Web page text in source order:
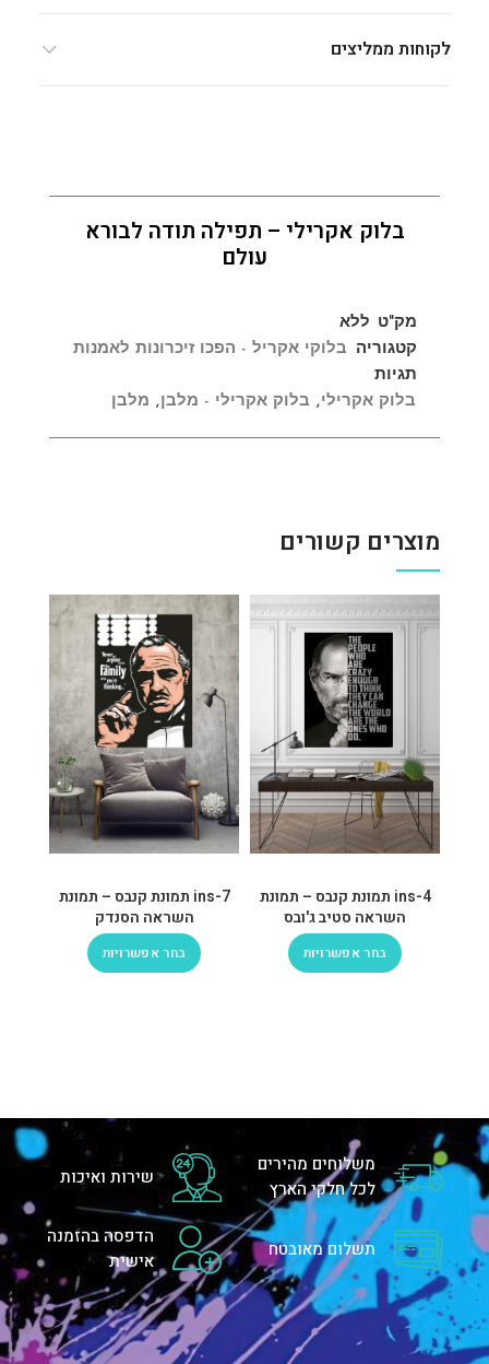
לקוחות ממליצים
בלוק אקרילי – תפילה תודה לבורא
עולם
מק"ט ללא
קטגוריה
בלוקי אקריל - הפכו זיכרונות לאמנות
תגיות
בלוק אקרילי, בלוק אקרילי - מלבן , מלבן
מוצרים קשורים
ins-4 תמונת קנבס – תמונת
השראה סטיב ג'ובס
בחר אפשרויות
ins-7 תמונת קנבס – תמונת
השראה הסנדק
בחר אפשרויות
משלוחים מהירים
לכל חלקי הארץ
שירות ואיכות
תשלום מאובטח
הדפסה בהזמנה
אישית